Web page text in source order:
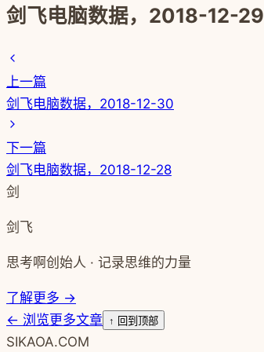
剑飞电脑数据，2018-12-29
上一篇
剑飞电脑数据，2018-12-30
下一篇
剑飞电脑数据，2018-12-28
剑
剑飞
思考啊创始人 · 记录思维的力量
了解更多 →
← 浏览更多文章 ↑ 回到顶部
SIKAOA.COM